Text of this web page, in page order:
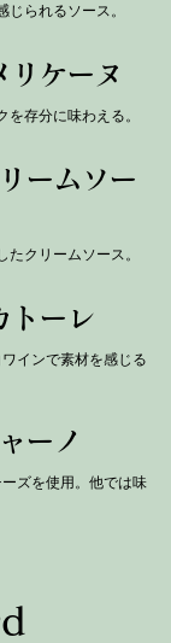
られるソース。
リケーヌ
存分に味わえる。
ームソー
クリームソース。
トーレ
インで素材を感じる
ーノ
ズを使用。他では味